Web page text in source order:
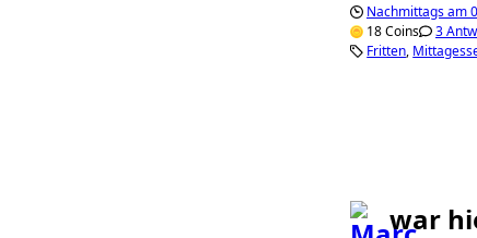
Nachmittags am
18 Coins
3
Fritten
war